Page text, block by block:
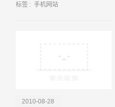
望能够拥有一个自己的网站，其实
标签 : 手机网站
2010-08-28